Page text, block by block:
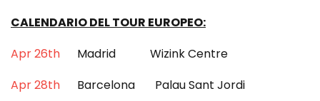
CALENDARIO DEL TOUR EUROPEO:
Apr 26th Madrid Wizink Centre
Apr 28th Barcelona Palau Sant Jordi